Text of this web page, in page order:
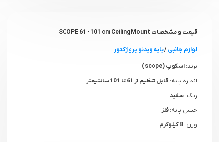
قیمت و مشخصات SCOPE 61 - 101 cm Ceiling Mount
لوازم جانبی/پایه ویدئو پروژکتور
برند:اسکوپ (scope)
اندازه پایه: قابل تنظیم از 61 تا 101 سانتیمتر
رنگ: سفید
جنس پایه:فلز
وزن: 8 کیلوگرم